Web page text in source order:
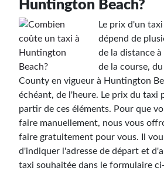
Huntington Beach?
Le prix d'un
dépend de
de la distance
de la course,
County en vigueur à Huntington
échéant, de l'heure. Le prix du taxi
partir de ces éléments. Pour que
faire manuellement, nous vous
faire gratuitement pour vous. Il
d'indiquer l'adresse de départ et
taxi souhaitée dans le formulaire